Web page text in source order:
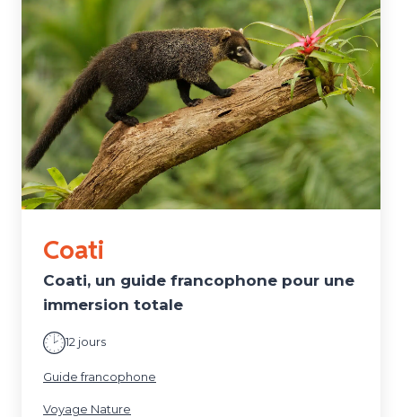
Coati
Coati, un guide francophone pour une
immersion totale
12 jours
Guide francophone
Voyage Nature